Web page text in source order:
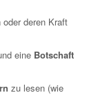
deren Kraft
eine Botschaft
zu lesen (wie